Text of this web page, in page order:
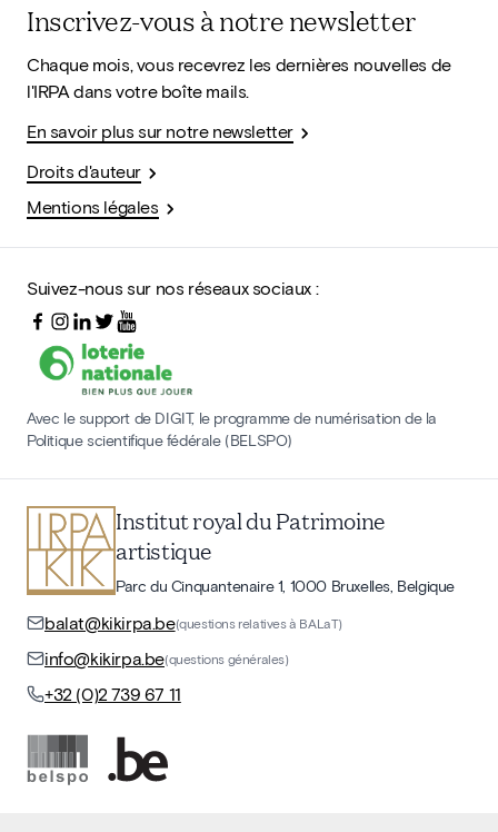
Inscrivez-vous à notre newsletter
Chaque mois, vous recevrez les dernières nouvelles de
l'IRPA dans votre boîte mails.
En savoir plus sur notre newsletter
Droits d'auteur
Mentions légales
Suivez-nous sur nos réseaux sociaux :
Avec le support de DIGIT, le programme de numérisation de la
Politique scientifique fédérale (BELSPO)
Institut royal du Patrimoine
artistique
Parc du Cinquantenaire 1, 1000 Bruxelles, Belgique
balat@kikirpa.be(questions relatives à BALaT)
info@kikirpa.be(questions générales)
+32 (0)2 739 67 11